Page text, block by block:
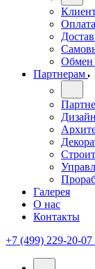
Оплата
Обмен
Партнерам
Галерея
О нас
Контакты
+7 (499) 229-20-07